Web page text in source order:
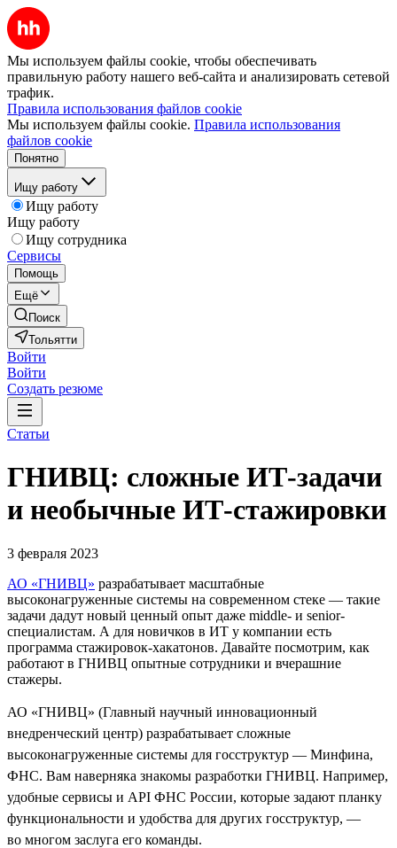
Мы используем файлы cookie, чтобы обеспечивать
правильную работу нашего веб-сайта и анализировать сетевой
трафик.
Правила использования файлов cookie
Мы используем файлы cookie. Правила использования
файлов cookie
Понятно
Ищу работу
Ищу работу
Ищу работу
Ищу сотрудника
Сервисы
Помощь
Ещё
Поиск
Тольятти
Войти
Войти
Создать резюме
Статьи
ГНИВЦ: сложные ИТ‑задачи
и необычные ИТ‑стажировки
3 февраля 2023
АО «ГНИВЦ» разрабатывает масштабные
высоконагруженные системы на современном стеке — такие
задачи дадут новый ценный опыт даже middle- и senior-
специалистам. А для новичков в ИТ у компании есть
программа стажировок-хакатонов. Давайте посмотрим, как
работают в ГНИВЦ опытные сотрудники и вчерашние
стажеры.
АО «ГНИВЦ» (Главный научный инновационный
внедренческий центр) разрабатывает сложные
высоконагруженные системы для госструктур — Минфина,
ФНС. Вам наверняка знакомы разработки ГНИВЦ. Например,
удобные сервисы и API ФНС России, которые задают планку
функциональности и удобства для других госструктур, —
во многом заслуга его команды.